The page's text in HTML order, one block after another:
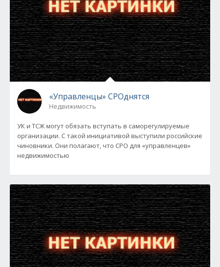
«Управленцы» СРОднятся
Недвижимость
УК и ТСЖ могут обязать вступать в саморегулируемые
организации. С такой инициативой выступили российские
чиновники. Они полагают, что СРО для «управленцев»
недвижимостью